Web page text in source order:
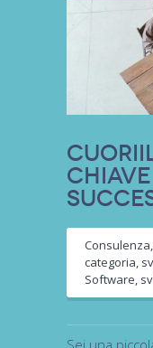
Consulenza,
categoria,
Software,